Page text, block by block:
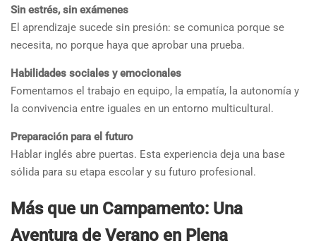
Sin estrés, sin exámenes
El aprendizaje sucede sin presión: se comunica porque se
necesita, no porque haya que aprobar una prueba.
Habilidades sociales y emocionales
Fomentamos el trabajo en equipo, la empatía, la autonomía y
la convivencia entre iguales en un entorno multicultural.
Preparación para el futuro
Hablar inglés abre puertas. Esta experiencia deja una base
sólida para su etapa escolar y su futuro profesional.
️Más que un Campamento: Una
Aventura de Verano en Plena